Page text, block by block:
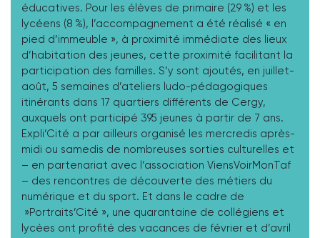
éducatives. Pour les élèves de primaire (29 %) et les
lycéens (8 %), l’accompagnement a été réalisé « en
pied d’immeuble », à proximité immédiate des lieux
d’habitation des jeunes, cette proximité facilitant la
participation des familles. S’y sont ajoutés, en juillet-
août, 5 semaines d’ateliers ludo-pédagogiques
itinérants dans 17 quartiers différents de Cergy,
auxquels ont participé 395 jeunes à partir de 7 ans.
Expli’Cité a par ailleurs organisé les mercredis après-
midi ou samedis de nombreuses sorties culturelles et
– en partenariat avec l’association ViensVoirMonTaf
– des rencontres de découverte des métiers du
numérique et du sport. Et dans le cadre de
»Portraits’Cité », une quarantaine de collégiens et
lycées ont profité des vacances de février et d’avril